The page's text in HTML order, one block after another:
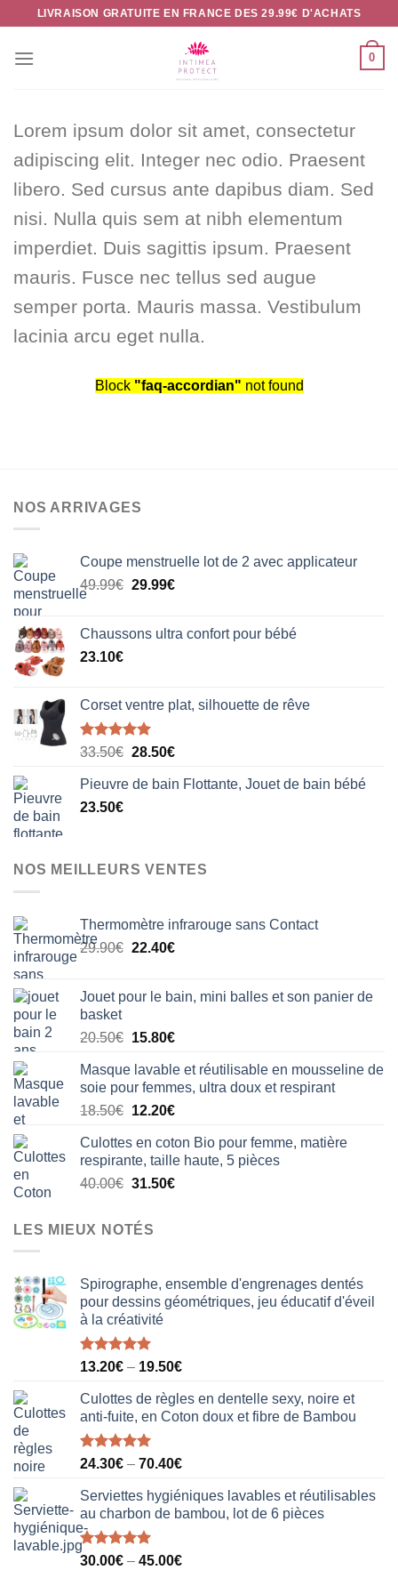
Passer
contenu
LIVRAISON GRATUITE EN FRANCE DES 29.99€ D'ACHATS
0
Lorem ipsum dolor sit amet, consectetur
adipiscing elit. Integer nec odio. Praesent
libero. Sed cursus ante dapibus diam. Sed
nisi. Nulla quis sem at nibh elementum
imperdiet. Duis sagittis ipsum. Praesent
mauris. Fusce nec tellus sed augue
semper porta. Mauris massa. Vestibulum
lacinia arcu eget nulla.
Block "faq-accordian" not found
NOS ARRIVAGES
Coupe menstruelle lot de 2 avec applicateur
49.99€ Le
était :
29.99€Le
est :
Chaussons ultra confort pour bébé
23.10€
Corset ventre plat, silhouette de rêve
Note5.00
33.50€ Le
initial
28.50€Le
actuel
Pieuvre de bain Flottante, Jouet de bain bébé
23.50€
NOS MEILLEURS VENTES
Thermomètre infrarouge sans Contact
29.90€ Le
était :
22.40€Le
est :
Jouet pour le bain, mini balles et son panier de
basket
20.50€ Le
initial
était :
20.50€.
15.80€Le
actuel
est :
15.80€.
Masque lavable et réutilisable en mousseline de
soie pour femmes, ultra doux et respirant
18.50€ Le
initial
était :
18.50€.
12.20€Le
actuel
est :
12.20€.
Culottes en coton Bio pour femme, matière
respirante, taille haute, 5 pièces
40.00€ Le
initial
était :
31.50€Le
LES MIEUX NOTÉS
Spirographe, ensemble d'engrenages dentés
pour dessins géométriques, jeu éducatif d'éveil
à la créativité
Note5.00
13.20€ – 19.50€
Culottes de règles en dentelle sexy, noire et
anti-fuite, en Coton doux et fibre de Bambou
Note5.00
24.30€ – 70.40€
Serviettes hygiéniques lavables et réutilisables
au charbon de bambou, lot de 6 pièces
Note5.00
30.00€ – 45.00€